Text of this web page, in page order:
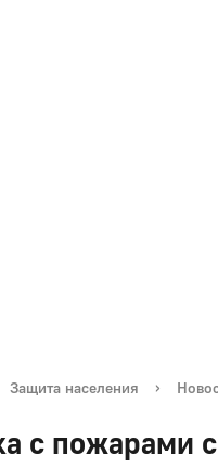
Защита населения ›
с пожарами